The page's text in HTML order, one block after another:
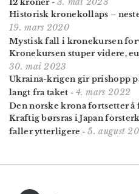
-
Historisk kronekollaps –
19. mars 2020
Mystisk fall i kronekursen
Kronekursen stuper videre,
30. mai 2023
Ukraina-krigen gir prishopp
langt fra taket - 4. mars 2022
Den norske krona fortsetter å
Kraftig børsras i Japan
faller ytterligere -5. august